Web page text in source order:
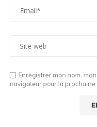
Enregistrer mon nom,
navigateur pour la prochaine